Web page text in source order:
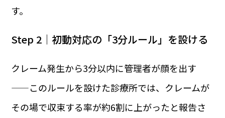
す。
Step 2｜初動対応の「3分ルール」を設ける
クレーム発生から3分以内に管理者が顔を出す
——このルールを設けた診療所では、クレームが
その場で収束する率が約6割に上がったと報告さ